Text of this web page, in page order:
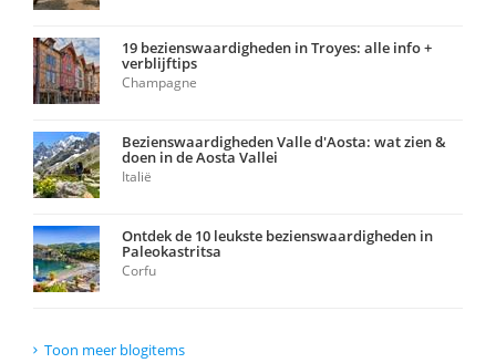
19 bezienswaardigheden in Troyes: alle info +
verblijftips
Champagne
Bezienswaardigheden Valle d'Aosta: wat zien &
doen in de Aosta Vallei
Italië
Ontdek de 10 leukste bezienswaardigheden in
Paleokastritsa
Corfu
Toon meer blogitems